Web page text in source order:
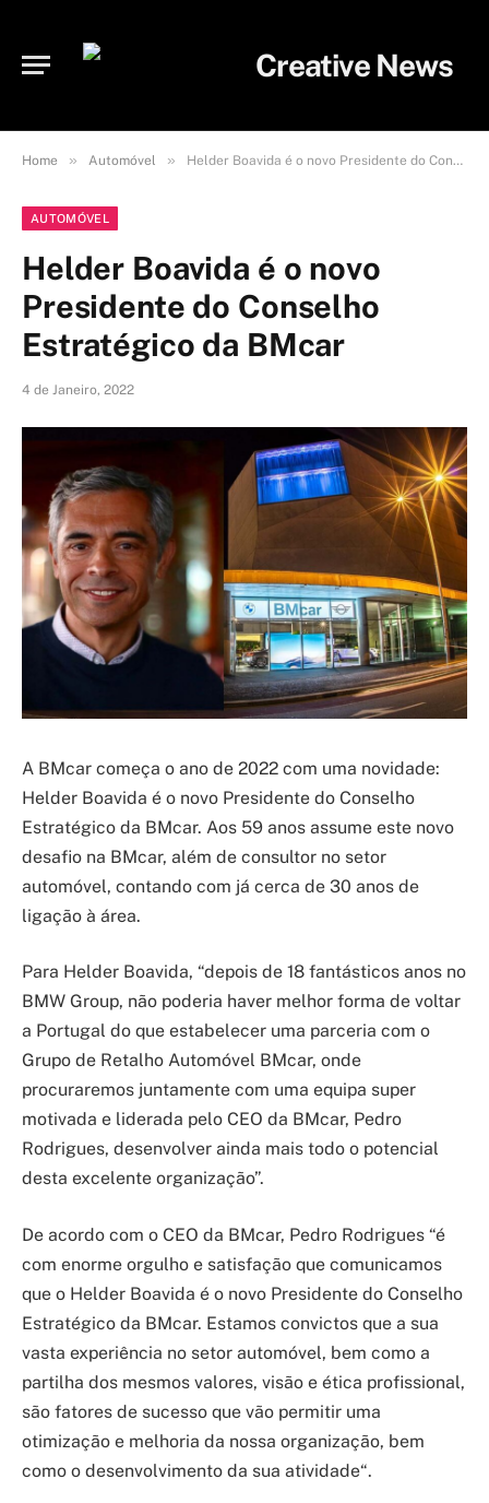
Home » Automóvel » Helder Boavida é o novo Presidente do Conselho Estratégico da BMcar
AUTOMÓVEL
Helder Boavida é o novo
Presidente do Conselho
Estratégico da BMcar
4 de Janeiro, 2022
A BMcar começa o ano de 2022 com uma novidade:
Helder Boavida é o novo Presidente do Conselho
Estratégico da BMcar. Aos 59 anos assume este novo
desafio na BMcar, além de consultor no setor
automóvel, contando com já cerca de 30 anos de
ligação à área.
Para Helder Boavida, “depois de 18 fantásticos anos no
BMW Group, não poderia haver melhor forma de voltar
a Portugal do que estabelecer uma parceria com o
Grupo de Retalho Automóvel BMcar, onde
procuraremos juntamente com uma equipa super
motivada e liderada pelo CEO da BMcar, Pedro
Rodrigues, desenvolver ainda mais todo o potencial
desta excelente organização”.
De acordo com o CEO da BMcar, Pedro Rodrigues “é
com enorme orgulho e satisfação que comunicamos
que o Helder Boavida é o novo Presidente do Conselho
Estratégico da BMcar. Estamos convictos que a sua
vasta experiência no setor automóvel, bem como a
partilha dos mesmos valores, visão e ética profissional,
são fatores de sucesso que vão permitir uma
otimização e melhoria da nossa organização, bem
como o desenvolvimento da sua atividade“.